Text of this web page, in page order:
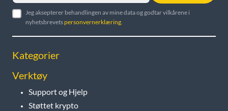
Jeg aksepterer behandlingen av mine data og godtar vilkårene i
nyhetsbrevetspersonvernerklæring
Kategorier
Verktøy
Support og Hjelp
Støttet krypto